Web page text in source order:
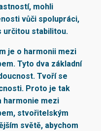
mohli
vůči spolupráci,
určitou stabilitou.
je o harmonii mezi
Tyto dva základní
Tvoří se
Proto je tak
harmonie mezi
stvořitelským
světě, abychom